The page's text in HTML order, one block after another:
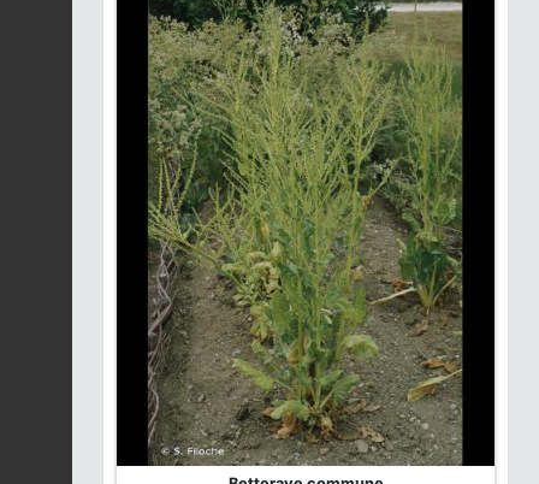
Fiche espèce
Sporobole des Indes |
Sporobolus indicus
2026-08-04
Fiche espèce
Jacobée commune |
Jacobaea vulgaris
2026-08-04
Fiche espèce
Buse variable |Buteo
buteo
2026-08-04
Fiche espèce
Campanule à feuilles
rondes |Campanula
rotundifolia
2026-08-04
Jacobée à feuilles de